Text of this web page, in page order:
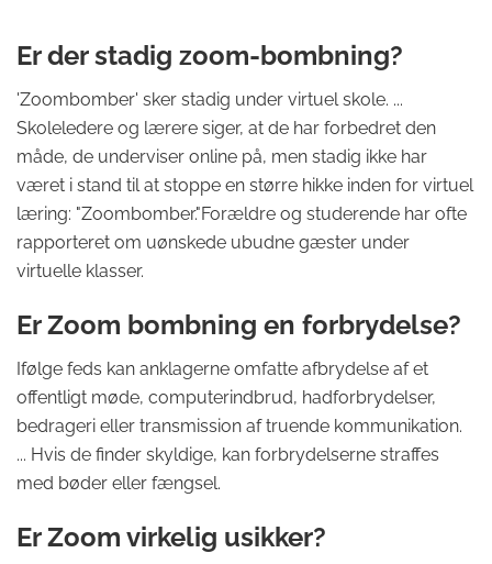
Er der stadig zoom-bombning?
'Zoombomber' sker stadig under virtuel skole. ...
Skoleledere og lærere siger, at de har forbedret den
måde, de underviser online på, men stadig ikke har
været i stand til at stoppe en større hikke inden for virtuel
læring: "Zoombomber."Forældre og studerende har ofte
rapporteret om uønskede ubudne gæster under
virtuelle klasser.
Er Zoom bombning en forbrydelse?
Ifølge feds kan anklagerne omfatte afbrydelse af et
offentligt møde, computerindbrud, hadforbrydelser,
bedrageri eller transmission af truende kommunikation.
... Hvis de finder skyldige, kan forbrydelserne straffes
med bøder eller fængsel.
Er Zoom virkelig usikker?